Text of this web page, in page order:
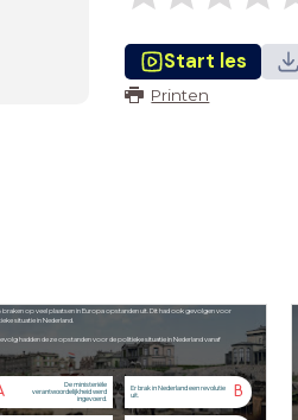
Start les
Printen
braken op veel plaatsen in Europa opstanden uit. Dit had ook gevolgen voor
situatie in Nederland.
hadden deze opstanden voor de politieke situatie in Nederland vanaf
De ministeriële
verantwoordelijkheid werd
ingevoerd.
B
Er brak in Nederland een revolutie
uit.